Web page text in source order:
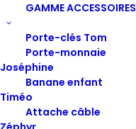
GAMME ACCESSOIRES
Porte-clés Tom
Porte-monnaie
Joséphine
Banane enfant
Timéo
Attache câble